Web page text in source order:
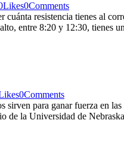
Likes0Comments
cuánta resistencia tienes al
entre 8:20 y 12:30, tienes
0Comments
para ganar fuerza en
de la Universidad de